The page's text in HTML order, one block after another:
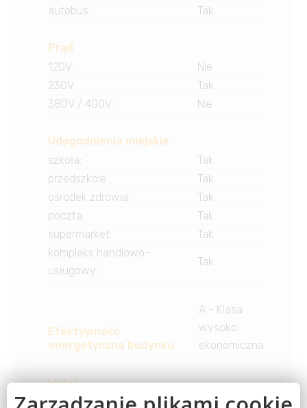
autobus: Tak
Prąd
120V:
Nie
230V:
Tak
380V / 400V: Nie
Udogodnienia miejskie
szkoła:
Tak
przedszkole:
Tak
ośrodek zdrowia:
Tak
poczta:
Tak
supermarket:
Tak
kompleks handlowo-
usługowy:
Tak
Efektywność
energetyczna budynku
A - Klasa
wysoko
ekonomiczna
Widok
na basen: Nie